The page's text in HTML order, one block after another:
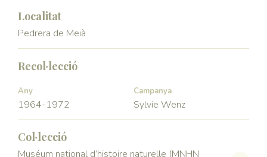
Localitat
Pedrera de Meià
Recol·lecció
Any
1964-1972
Campanya
Sylvie Wenz
Col·lecció
Muséum national d’histoire naturelle (MNHN